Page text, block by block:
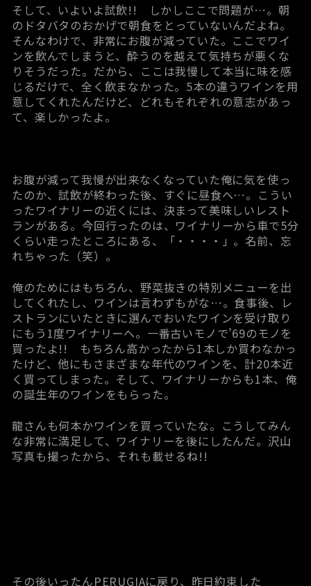
そして、いよいよ試飲!! しかしここで問題が…。朝
のドタバタのおかげで朝食をとっていないんだよね。
そんなわけで、非常にお腹が減っていた。ここでワイ
ンを飲んでしまうと、酔うのを越えて気持ちが悪くな
りそうだった。だから、ここは我慢して本当に味を感
じるだけで、全く飲まなかった。5本の違うワインを用
意してくれたんだけど、どれもそれぞれの意志があっ
て、楽しかったよ。
お腹が減って我慢が出来なくなっていた俺に気を使っ
たのか、試飲が終わった後、すぐに昼食へ…。こうい
ったワイナリーの近くには、決まって美味しいレスト
ランがある。今回行ったのは、ワイナリーから車で5分
くらい走ったところにある、「・・・・」。名前、忘
れちゃった（笑）。
俺のためにはもちろん、野菜抜きの特別メニューを出
してくれたし、ワインは言わずもがな…。食事後、レ
ストランにいたときに選んでおいたワインを受け取り
にもう1度ワイナリーへ。一番古いモノで’69のモノを
買ったよ!! もちろん高かったから1本しか買わなかっ
たけど、他にもさまざまな年代のワインを、計20本近
く買ってしまった。そして、ワイナリーからも1本、俺
の誕生年のワインをもらった。
龍さんも何本かワインを買っていたな。こうしてみん
な非常に満足して、ワイナリーを後にしたんだ。沢山
写真も撮ったから、それも載せるね!!
その後いったんPERUGIAに戻り、昨日約束した